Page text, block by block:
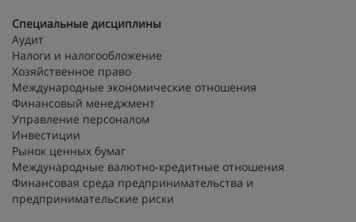
Специальные дисциплины
Аудит
Налоги и налогообложение
Хозяйственное право
Международные экономические отношения
Финансовый менеджмент
Управление персоналом
Инвестиции
Рынок ценных бумаг
Международные валютно-кредитные отношения
Финансовая среда предпринимательства и
предпринимательские риски